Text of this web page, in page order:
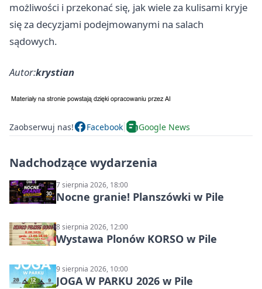
możliwości i przekonać się, jak wiele za kulisami kryje
się za decyzjami podejmowanymi na salach
sądowych.
Autor:krystian
Zaobserwuj nas! Facebook Google News
Nadchodzące wydarzenia
7 sierpnia 2026, 18:00
Nocne granie! Planszówki w Pile
8 sierpnia 2026, 12:00
Wystawa Plonów KORSO w Pile
9 sierpnia 2026, 10:00
JOGA W PARKU 2026 w Pile